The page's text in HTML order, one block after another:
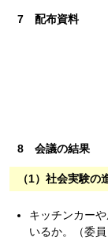
7 配布資料
8 会議の結果
（1）社会実験の
キッチンカー
いるか。（委員